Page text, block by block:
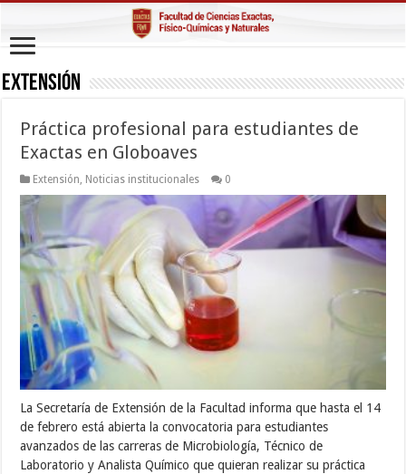
Extensión
Práctica profesional para estudiantes de
Exactas en Globoaves
Extensión, Noticias institucionales 0
La Secretaría de Extensión de la Facultad informa que hasta el 14
de febrero está abierta la convocatoria para estudiantes
avanzados de las carreras de Microbiología, Técnico de
Laboratorio y Analista Químico que quieran realizar su práctica